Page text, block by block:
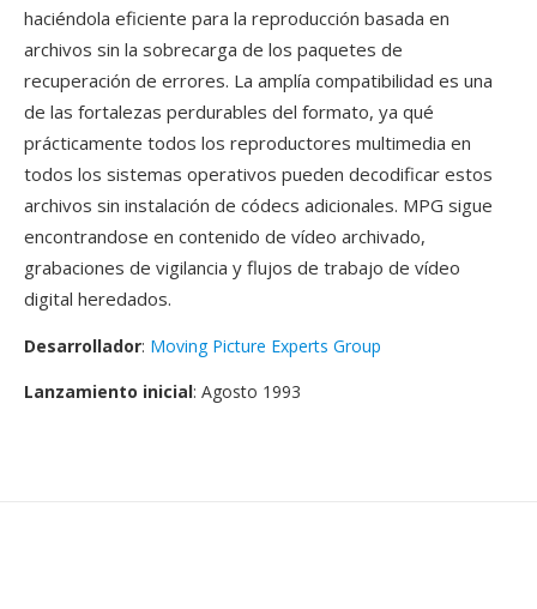
haciéndola eficiente para la reproducción basada en
archivos sin la sobrecarga de los paquetes de
recuperación de errores. La amplía compatibilidad es una
de las fortalezas perdurables del formato, ya qué
prácticamente todos los reproductores multimedia en
todos los sistemas operativos pueden decodificar estos
archivos sin instalación de códecs adicionales. MPG sigue
encontrandose en contenido de vídeo archivado,
grabaciones de vigilancia y flujos de trabajo de vídeo
digital heredados.
Desarrollador: Moving Picture Experts Group
Lanzamiento inicial: Agosto 1993